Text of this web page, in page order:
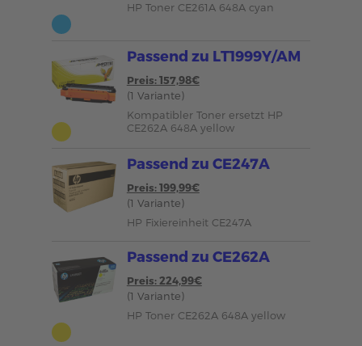
HP Toner CE261A 648A cyan
Passend zu LT1999Y/AM
Preis: 157,98€
(1 Variante)
Kompatibler Toner ersetzt HP
CE262A 648A yellow
Passend zu CE247A
Preis: 199,99€
(1 Variante)
HP Fixiereinheit CE247A
Passend zu CE262A
Preis: 224,99€
(1 Variante)
HP Toner CE262A 648A yellow